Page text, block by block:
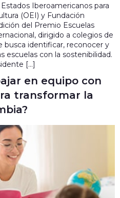
Iberoamericanos para
(OEI) y Fundación
del Premio Escuelas
dirigido a colegios de
busca identificar, reconocer y
escuelas con la sostenibilidad.
[…]
en equipo con
transformar la